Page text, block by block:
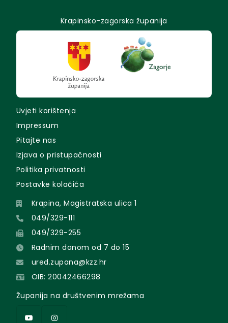
Krapinsko-zagorska županija
Uvjeti korištenja
Impressum
Pitajte nas
Izjava o pristupačnosti
Politika privatnosti
Postavke kolačića
Krapina, Magistratska ulica 1
049/329-111
049/329-255
Radnim danom od 7 do 15
ured.zupana@kzz.hr
OIB: 20042466298
Županija na društvenim mrežama